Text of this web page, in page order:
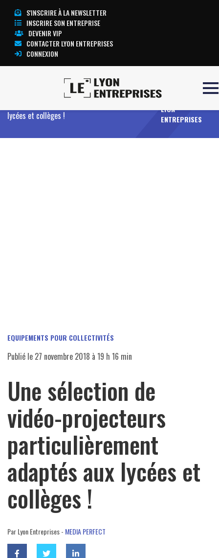
S'INSCRIRE À LA NEWSLETTER
INSCRIRE SON ENTREPRISE
DEVENIR VIP
CONTACTER LYON ENTREPRISES
CONNEXION
Offres
Une sélection de
lycées et collèges !
TOUTE
L’ACTUALITÉ
LYON
ENTREPRISES
EQUIPEMENTS POUR COLLECTIVITÉS
Publié le 27 novembre 2018 à 19 h 16 min
Une sélection de
vidéo-projecteurs
particulièrement
adaptés aux lycées et
collèges !
Par Lyon Entreprises - MEDIA PERFECT